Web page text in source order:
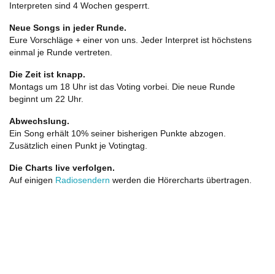
Interpreten sind 4 Wochen gesperrt.
Neue Songs in jeder Runde.
Eure Vorschläge + einer von uns. Jeder Interpret ist höchstens
einmal je Runde vertreten.
Die Zeit ist knapp.
Montags um 18 Uhr ist das Voting vorbei. Die neue Runde
beginnt um 22 Uhr.
Abwechslung.
Ein Song erhält 10% seiner bisherigen Punkte abzogen.
Zusätzlich einen Punkt je Votingtag.
Die Charts live verfolgen.
Auf einigen Radiosendern werden die Hörercharts übertragen.